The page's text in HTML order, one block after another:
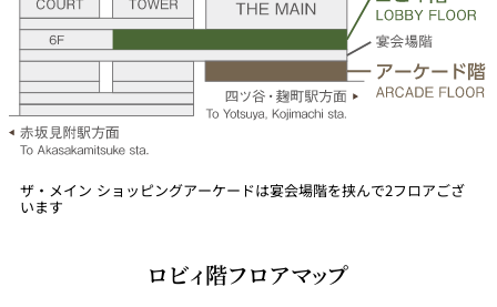
ザ・メイン ショッピングアーケードは宴会場階を挟んで2フロアござ
います
ロビィ階フロアマップ